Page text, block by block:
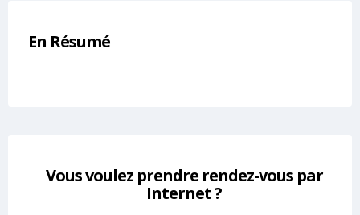
En Résumé
Vous voulez prendre rendez-vous par
Internet ?